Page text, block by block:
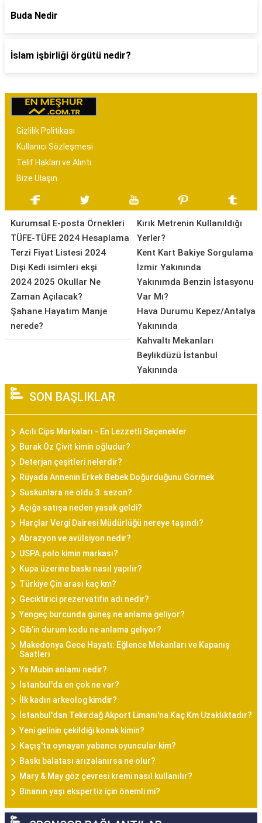
Buda Nedir
İslam işbirliği örgütü nedir?
Gizlilik Politikası
Kullanıcı Sözleşmesi
Telif Hakları ve Alıntı
Bize Ulaşın
Kurumsal E-posta Örnekleri
TÜFE-TÜFE 2024 Hesaplama
Terzi Fiyat Listesi 2024
Dişi Kedi isimleri ekşi
2024 2025 Okullar Ne
Zaman Açılacak?
Şahane Hayatım Manje
nerede?
Kırık Metrenin Kullanıldığı
Yerler?
Kent Kart Bakiye Sorgulama
İzmir Yakınında
Yakınımda Benzin İstasyonu
Var Mı?
Hava Durumu Kepez/Antalya
Yakınında
Kahvaltı Mekanları
Beylikdüzü İstanbul
Yakınında
SON BAŞLIKLAR
Acılı Cips Markaları - En Lezzetli Seçenekler
Burak Öz Çivit kimin oğludur?
Deterjan çeşitleri nelerdir?
Rüyada Annenin Erkek Bebek Doğurduğunu Görmek
Suskunlara ne oldu 3. sezon?
Açığa satışa neden yasak geldi?
Harçlar Vergi Dairesi Müdürlüğü nereye taşındı?
Abrazyon ve avülsiyon nedir?
USPA.polo kimin markası?
Kupa üzerine baskı nasıl yapılır?
Türkiye Çin arası kaç km?
Geciktirici prezervatifin adı nedir?
Yengeç burcunda güneş ne anlama geliyor?
Gib'in durum kodu ne anlama geliyor?
Makedonya Gece Hayatı: Eğlence Mekanları ve Kapanış
Saatleri
Ya Mubin anlamı nedir?
İstanbul'da en çok ne var?
İlk kadın arkeolog kimdir?
İstanbul'dan Tekirdağ Akport Limanı'na Kaç Km Uzaklıktadır?
Yeni gelinin çekildiği konak kimin?
Kaçış'ta oynayan yabancı oyuncular kim?
Baskı balatası arızalanırsa ne olur?
Mary & May göz çevresi kremi nasıl kullanılır?
Binanın yaşı ekspertiz için önemli mi?